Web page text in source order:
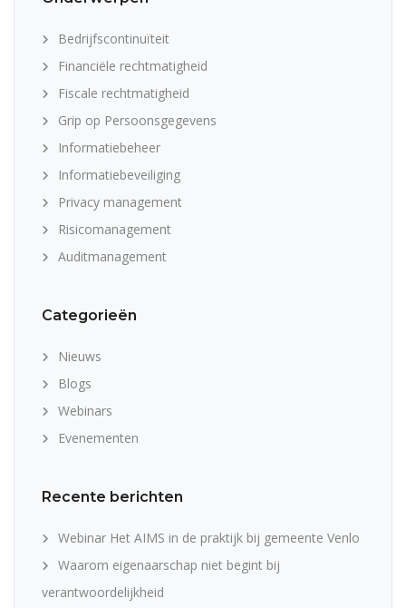
Bedrijfscontinuïteit
Financiële rechtmatigheid
Fiscale rechtmatigheid
Grip op Persoonsgegevens
Informatiebeheer
Informatiebeveiliging
Privacy management
Risicomanagement
Auditmanagement
Categorieën
Nieuws
Blogs
Webinars
Evenementen
Recente berichten
Webinar Het AIMS in de praktijk bij gemeente Venlo
Waarom eigenaarschap niet begint bij
verantwoordelijkheid